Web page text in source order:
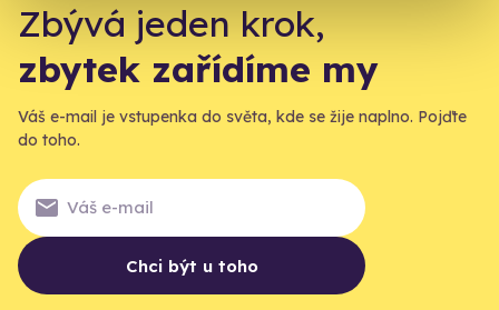
Zbývá jeden krok,
zbytek zařídíme my
Váš e-mail je vstupenka do světa, kde se žije naplno. Pojďte
do toho.
Chci být u toho